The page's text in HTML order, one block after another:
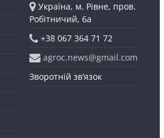
Україна, м. Рівне, пров.
Робітничий, 6а
+38 067 364 71 72
agroc.news@gmail.com
Зворотній зв’язок